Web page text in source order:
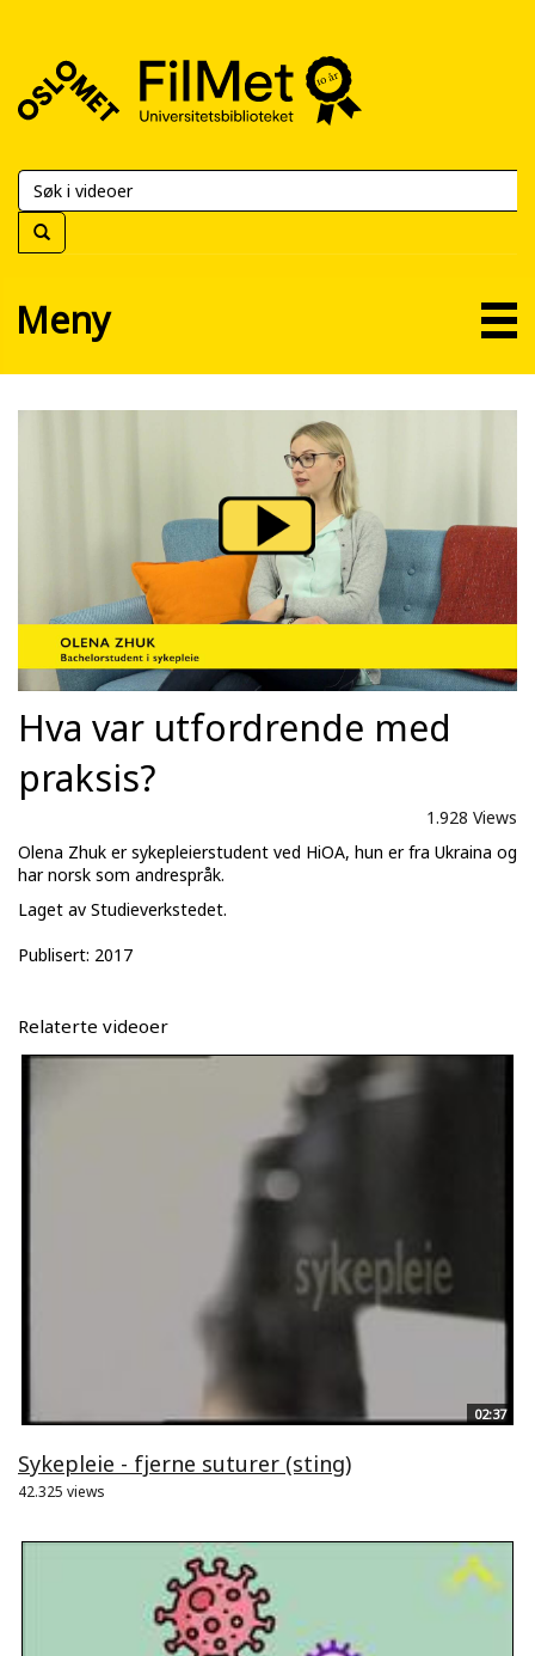
FilMet
Universitetsbiblioteket
Meny
Hva var utfordrende med
praksis?
1.928 Views
Olena Zhuk er sykepleierstudent ved HiOA, hun er fra Ukraina og
har norsk som andrespråk.
Laget av Studieverkstedet.
Publisert: 2017
Relaterte videoer
02:37
Sykepleie - fjerne suturer (sting)
42.325 views